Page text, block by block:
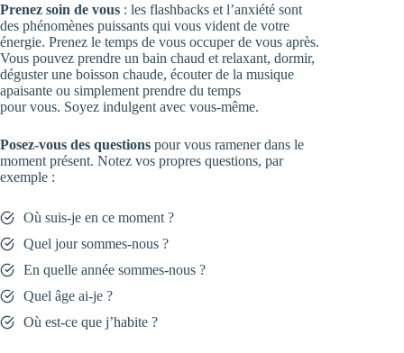
Prenez soin de vous : les flashbacks et l’anxiété sont
des phénomènes puissants qui vous vident de votre
énergie. Prenez le temps de vous occuper de vous après.
Vous pouvez prendre un bain chaud et relaxant, dormir,
déguster une boisson chaude, écouter de la musique
apaisante ou simplement prendre du temps
pour vous. Soyez indulgent avec vous-même.
Posez-vous des questions pour vous ramener dans le
moment présent. Notez vos propres questions, par
exemple :
Où suis-je en ce moment ?
Quel jour sommes-nous ?
En quelle année sommes-nous ?
Quel âge ai-je ?
Où est-ce que j’habite ?